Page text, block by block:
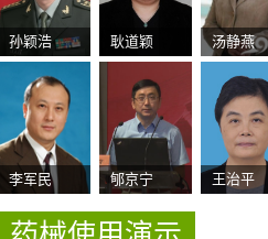
孙颖浩 耿道颖 汤静燕
李军民 郇京宁 王治平